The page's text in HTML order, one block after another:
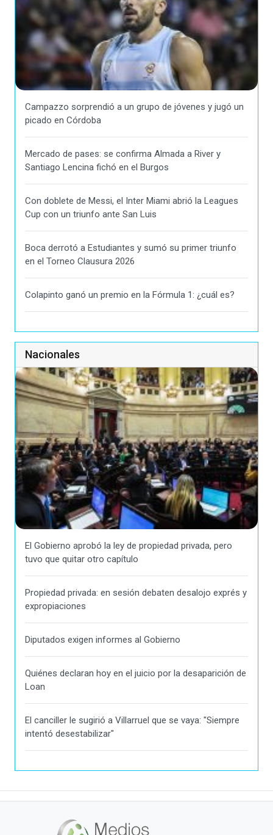
Campazzo sorprendió a un grupo de jóvenes y jugó un
picado en Córdoba
Mercado de pases: se confirma Almada a River y
Santiago Lencina fichó en el Burgos
Con doblete de Messi, el Inter Miami abrió la Leagues
Cup con un triunfo ante San Luis
Boca derrotó a Estudiantes y sumó su primer triunfo
en el Torneo Clausura 2026
Colapinto ganó un premio en la Fórmula 1: ¿cuál es?
Nacionales
El Gobierno aprobó la ley de propiedad privada, pero
tuvo que quitar otro capítulo
Propiedad privada: en sesión debaten desalojo exprés y
expropiaciones
Diputados exigen informes al Gobierno
Quiénes declaran hoy en el juicio por la desaparición de
Loan
El canciller le sugirió a Villarruel que se vaya: "Siempre
intentó desestabilizar"